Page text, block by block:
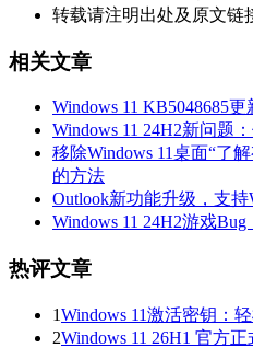
转载请注明出处及原文链
相关文章
Windows 11 KB5048685
Windows 11 24H2新问题
移除Windows 11桌面“了
的方法
Outlook新功能升级，支
Windows 11 24H2游戏
热评文章
1Windows 11激活密钥：
2Windows 11 26H1 官方